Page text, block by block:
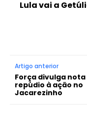
Lula vai a
Artigo anterior
Força divulga nota
repúdio à ação no
Jacarezinho